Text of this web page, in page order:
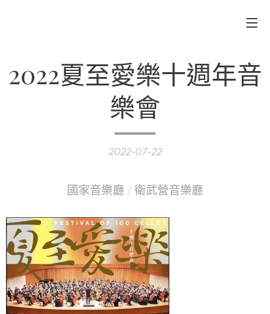
2022夏至愛樂十週年音
樂會
2022-07-22
國家音樂廳 / 衛武營音樂廳